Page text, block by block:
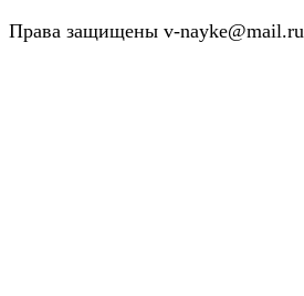
Права защищены v-nayke@mail.ru